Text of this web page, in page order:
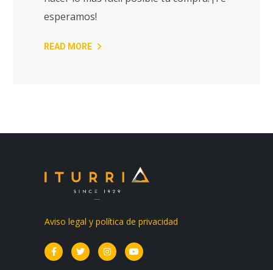
esperamos!
READ MORE
Aviso legal y política de privacidad